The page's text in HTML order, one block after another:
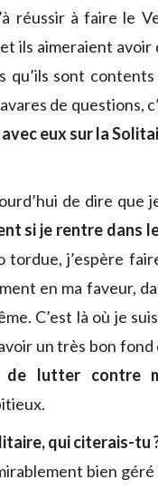
réussir à faire le
ils aimeraient avoir
qu’ils sont
de questions,
avec eux sur la
de dire que
si je rentre dans
tordue, j’espère
en ma faveur,
C’est là où je
un très bon
de lutter contre
qui citerais-tu
bien